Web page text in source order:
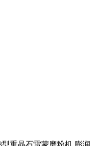
重晶石雷蒙磨粉机 膨润